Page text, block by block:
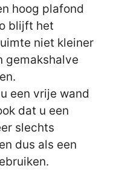
hoog plafond
blijft het
niet kleiner
gemakshalve
een vrije wand
dat u een
slechts
dus als een